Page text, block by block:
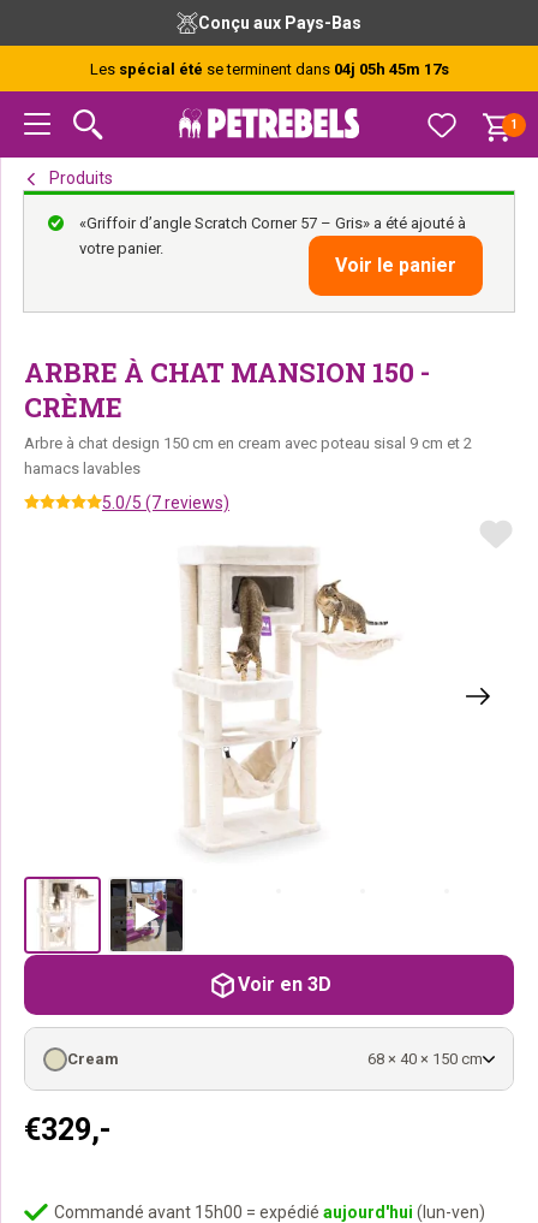
navigation
principale
principal
de
page
Conseils gratuits de nos experts
Les spécial été se terminent dans 04j 05h 45m 16s
1
Produits
«Griffoir d’angle Scratch Corner 57 – Gris» a été ajouté à
votre panier.
Voir le panier
ARBRE À CHAT MANSION 150 -
CRÈME
Arbre à chat design 150 cm en cream avec poteau sisal 9 cm et 2
hamacs lavables
5.0/5 (7 reviews)
€329,-
Cream 68 × 40 × 150 cm
Commandé avant 15h00 = expédié aujourd'hui (lun-ven)
Voir en 3D